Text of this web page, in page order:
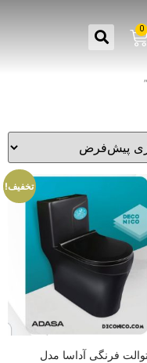
0
تخفیف!
فرنگی آداسا مدل